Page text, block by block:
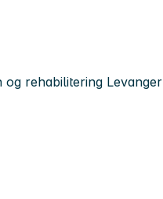
og rehabilitering Levanger